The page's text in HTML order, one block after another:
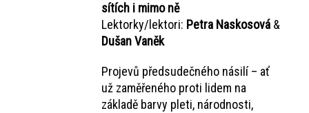
sítích i mimo ně
Lektorky/lektori: Petra Naskosová&
Dušan Vaněk
Projevů předsudečného násilí – ať
už zaměřeného proti lidem na
základě barvy pleti, národnosti,